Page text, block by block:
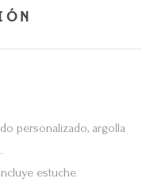
personalizado, argolla
estuche